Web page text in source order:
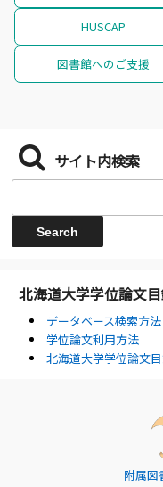
HUSCAP
図書館へのご支援
サイト内検索
北海道大学学位論文
データベース検索方法
学位論文利用方法
北海道大学学位論文
附属図